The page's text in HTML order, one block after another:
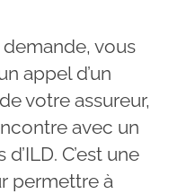
vous
appel d’un
votre assureur,
avec un
C’est une
permettre à